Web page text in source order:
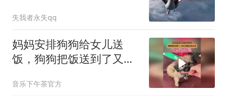
失我者永失qq
妈妈安排狗狗给女儿送
饭，狗狗把饭送到了又回
音乐下午茶官方